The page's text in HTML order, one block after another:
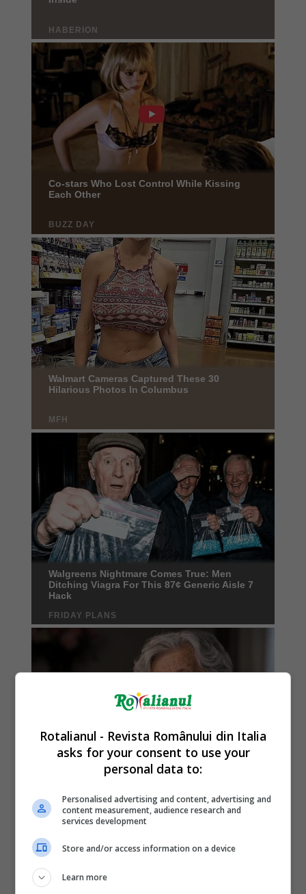
Rotalianul - Revista Românului din Italia
asks for your consent to use your
personal data to:
Personalised advertising and content, advertising and
content measurement, audience research and
services development
Store and/or access information on a device
Learn more